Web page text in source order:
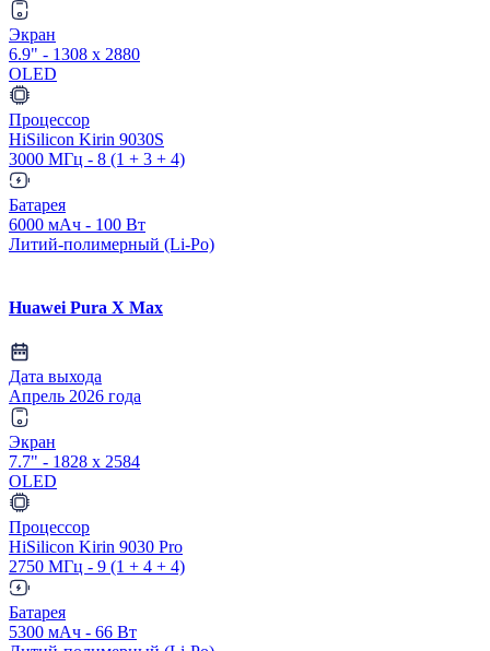
Экран
6.9" - 1308 x 2880
OLED
Процессор
HiSilicon Kirin 9030S
3000 МГц - 8 (1 + 3 + 4)
Батарея
6000 мАч - 100 Вт
Литий-полимерный (Li-Po)
Huawei Pura X Max
Дата выхода
Апрель 2026 года
Экран
7.7" - 1828 x 2584
OLED
Процессор
HiSilicon Kirin 9030 Pro
2750 МГц - 9 (1 + 4 + 4)
Батарея
5300 мАч - 66 Вт